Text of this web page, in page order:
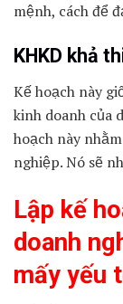
mệnh, cách để
KHKD khả
Kế hoạch này
kinh doanh của
hoạch này
nghiệp. Nó sẽ
Lập kế
doanh
mấy yếu